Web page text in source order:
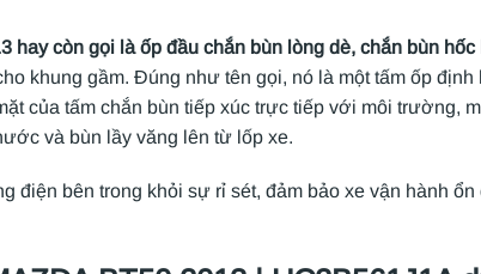
hay còn gọi là ốp đầu chắn bùn lòng dè, chắn bùn hốc
khung gầm. Đúng như tên gọi, nó là một tấm ốp
của tấm chắn bùn tiếp xúc trực tiếp với môi trường,
và bùn lầy văng lên từ lốp xe.
điện bên trong khỏi sự rỉ sét, đảm bảo xe vận hành